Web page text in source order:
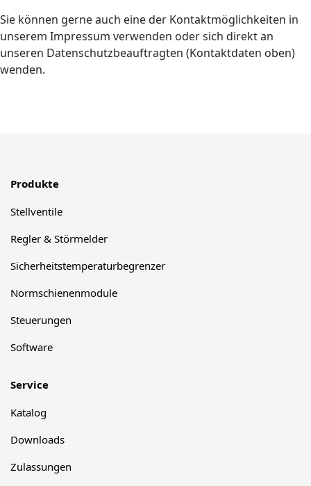
Sie können gerne auch eine der Kontaktmöglichkeiten in
unserem Impressum verwenden oder sich direkt an
unseren Datenschutzbeauftragten (Kontaktdaten oben)
wenden.
Produkte
Stellventile
Regler & Störmelder
Sicherheitstemperaturbegrenzer
Normschienenmodule
Steuerungen
Software
Service
Katalog
Downloads
Zulassungen